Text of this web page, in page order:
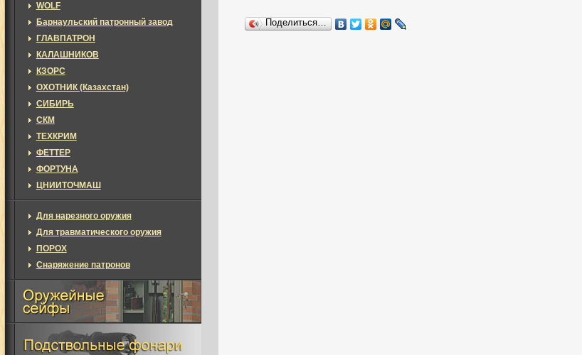
Поделиться…
WOLF
Барнаульский патронный завод
ГЛАВПАТРОН
КАЛАШНИКОВ
КЗОРС
ОХОТНИК (Казахстан)
СИБИРЬ
СКМ
ТЕХКРИМ
ФЕТТЕР
ФОРТУНА
ЦНИИТОЧМАШ
Для нарезного оружия
Для травматического оружия
ПОРОХ
Снаряжение патронов